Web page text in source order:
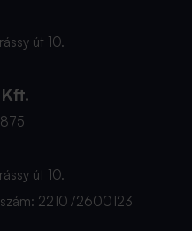
út 10.
út 10.
221072600123